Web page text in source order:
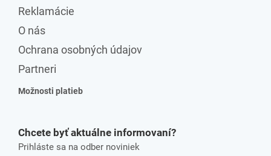
Reklamácie
O nás
Ochrana osobných údajov
Partneri
Možnosti platieb
Chcete byť aktuálne informovaní?
Prihláste sa na odber noviniek